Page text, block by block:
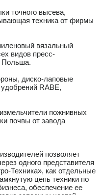
точного высева,
техника от фирмы
вязальный
видов пресс-
Польша.
диско-лаповые
RABE,
пожнивных
почвы от завода
позволяет
одного представителя
Техника», как отдельные
цепь техники по
обеспечение ее